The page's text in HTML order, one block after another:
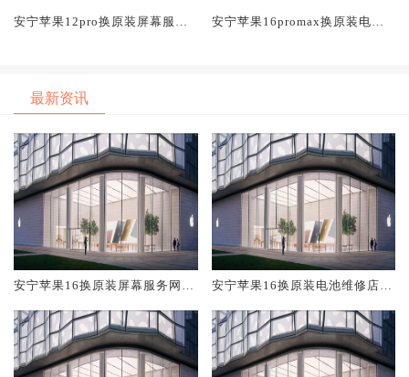
安宁苹果12pro换原装屏幕服务
安宁苹果16promax换原装电池
最新资讯
安宁苹果16换原装屏幕服务网点
安宁苹果16换原装电池维修店大